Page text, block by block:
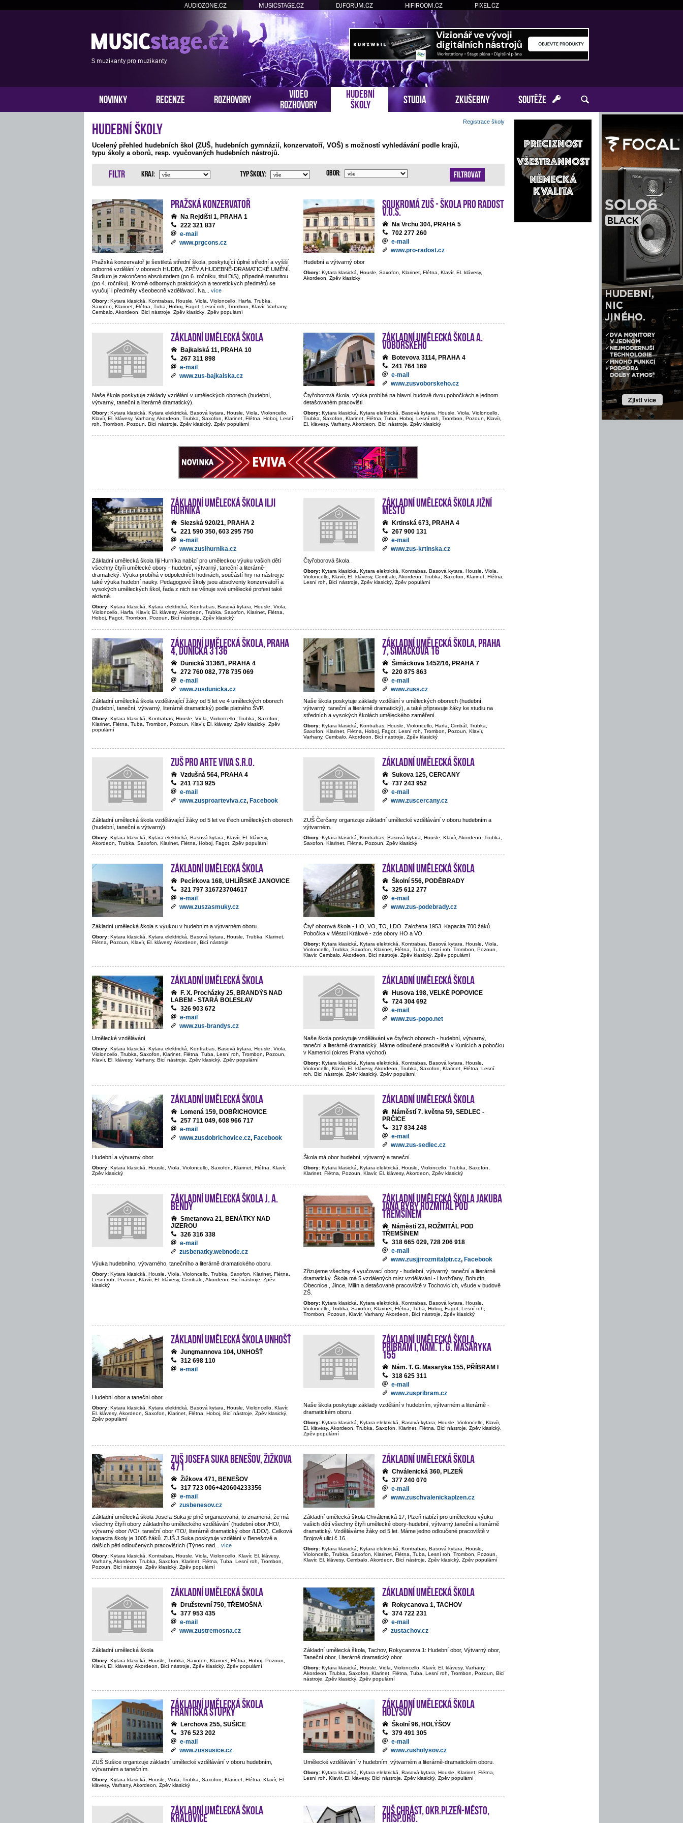
AUDIOZONE.CZ MUSICSTAGE.CZ DJFORUM.CZ HIFIROOM.CZ PIXEL.CZ
S muzikanty pro muzikanty
NOVINKY RECENZE ROZHOVORY
VIDEO
ROZHOVORY
HUDEBNÍ
ŠKOLY
STUDIA ZKUŠEBNY SOUTĚŽE
Hudební školy Registrace školy
Ucelený přehled hudebních škol (ZUŠ, hudebních gymnázií, konzervatoří, VOŠ) s možností vyhledávání podle krajů,
typu školy a oborů, resp. vyučovaných hudebních nástrojů.
Filtr Filtrovat
Kraj: Typ školy: Obor:
Pražská konzervatoř
Na Rejdišti 1, PRAHA 1
222 321 837
e-mail
www.prgcons.cz
Pražská konzervatoř je šestiletá střední škola, poskytující úplné střední a vyšší
odborné vzdělání v oborech HUDBA, ZPĚV A HUDEBNĚ-DRAMATICKÉ UMĚNÍ.
Studium je zakončeno absolutoriem (po 6. ročníku, titul DiS), případně maturitou
(po 4. ročníku). Kromě odborných praktických a teoretických předmětů se
vyučují i předměty všeobecně vzdělávací. Na
více
Obory: Kytara klasická, Kontrabas, Housle, Viola, Violoncello, Harfa, Trubka,
Saxofon, Klarinet, Flétna, Tuba, Hoboj, Fagot, Lesní roh, Trombon, Klavír, Varhany,
Cembalo, Akordeon, Bicí nástroje, Zpěv klasický, Zpěv populární
Soukromá ZUŠ - Škola pro radost
v.o.s.
Na Vrchu 304, PRAHA 5
702 277 260
e-mail
www.pro-radost.cz
Hudební a výtvarný obor
Obory: Kytara klasická, Housle, Saxofon, Klarinet, Flétna, Klavír, El. klávesy,
Akordeon, Zpěv klasický
Základní umělecká škola
Bajkalská 11, PRAHA 10
267 311 898
e-mail
www.zus-bajkalska.cz
Naše škola poskytuje základy vzdělání v uměleckých oborech (hudební,
výtvarný, taneční a literárně dramatický).
Obory: Kytara klasická, Kytara elektrická, Basová kytara, Housle, Viola, Violoncello,
Klavír, El. klávesy, Varhany, Akordeon, Trubka, Saxofon, Klarinet, Flétna, Hoboj, Lesní
roh, Trombon, Pozoun, Bicí nástroje, Zpěv klasický, Zpěv populární
Základní umělecká škola A.
Voborského
Botevova 3114, PRAHA 4
241 764 169
e-mail
www.zusvoborskeho.cz
Čtyřoborová škola, výuka probíhá na hlavní budově dvou pobočkách a jednom
detašovaném pracovišti.
Obory: Kytara klasická, Kytara elektrická, Basová kytara, Housle, Viola, Violoncello,
Trubka, Saxofon, Klarinet, Flétna, Tuba, Hoboj, Lesní roh, Trombon, Pozoun, Klavír,
El. klávesy, Varhany, Akordeon, Bicí nástroje, Zpěv klasický
Základní umělecká škola Ilji
Hurníka
Slezská 920/21, PRAHA 2
221 590 350, 603 295 750
e-mail
www.zusihurnika.cz
Základní umělecká škola Ilji Hurníka nabízí pro uměleckou výuku vašich dětí
všechny čtyři umělecké obory - hudební, výtvarný, taneční a literárně-
dramatický. Výuka probíhá v odpoledních hodinách, součástí hry na nástroj je
také výuka hudební nauky. Pedagogové školy jsou absolventy konzervatoří a
vysokých uměleckých škol, řada z nich se věnuje své umělecké profesi také
aktivně.
Obory: Kytara klasická, Kytara elektrická, Kontrabas, Basová kytara, Housle, Viola,
Violoncello, Harfa, Klavír, El. klávesy, Akordeon, Trubka, Saxofon, Klarinet, Flétna,
Hoboj, Fagot, Trombon, Pozoun, Bicí nástroje, Zpěv klasický
Základní umělecká škola Jižní
Město
Krtinská 673, PRAHA 4
267 900 131
e-mail
www.zus-krtinska.cz
Čtyřoborová škola.
Obory: Kytara klasická, Kytara elektrická, Kontrabas, Basová kytara, Housle, Viola,
Violoncello, Klavír, El. klávesy, Cembalo, Akordeon, Trubka, Saxofon, Klarinet, Flétna,
Lesní roh, Bicí nástroje, Zpěv klasický, Zpěv populární
Základní umělecká škola, Praha
4, Dunická 3136
Dunická 3136/1, PRAHA 4
272 760 082, 778 735 069
e-mail
www.zusdunicka.cz
Základní umělecká škola vzdělávající žáky od 5 let ve 4 uměleckých oborech
(hudební, taneční, výtvarný, literárně dramatický) podle platného ŠVP.
Obory: Kytara klasická, Kontrabas, Housle, Viola, Violoncello, Trubka, Saxofon,
Klarinet, Flétna, Tuba, Trombon, Pozoun, Klavír, El. klávesy, Zpěv klasický, Zpěv
populární
Základní umělecká škola, Praha
7, Šimáčkova 16
Šimáckova 1452/16, PRAHA 7
220 875 863
e-mail
www.zuss.cz
Naše škola poskytuje základy vzdělání v uměleckých oborech (hudební,
výtvarný, taneční a literárně dramatický), a také připravuje žáky ke studiu na
středních a vysokých školách uměleckého zaměření.
Obory: Kytara klasická, Kontrabas, Housle, Violoncello, Harfa, Cimbál, Trubka,
Saxofon, Klarinet, Flétna, Hoboj, Fagot, Lesní roh, Trombon, Pozoun, Klavír,
Varhany, Cembalo, Akordeon, Bicí nástroje, Zpěv klasický
ZUŠ PRO ARTE VIVA s.r.o.
Vzdušná 564, PRAHA 4
241 713 925
e-mail
www.zusproarteviva.cz, Facebook
Základní umělecká škola vzdělávající žáky od 5 let ve třech uměleckých oborech
(hudební, taneční a výtvarný).
Obory: Kytara klasická, Kytara elektrická, Basová kytara, Klavír, El. klávesy,
Akordeon, Trubka, Saxofon, Klarinet, Flétna, Hoboj, Fagot, Zpěv populární
Základní umělecká škola
Sukova 125, CERCANY
737 243 952
e-mail
www.zuscercany.cz
ZUŠ Čerčany organizuje základní umělecké vzdělávání v oboru hudebním a
výtvarném.
Obory: Kytara klasická, Kontrabas, Basová kytara, Housle, Klavír, Akordeon, Trubka,
Saxofon, Klarinet, Flétna, Pozoun, Zpěv klasický
Základní umělecká škola
Pecírkova 168, UHLÍŘSKÉ JANOVICE
321 797 316723704617
e-mail
www.zuszasmuky.cz
Základní umělecká škola s výukou v hudebním a výtvarném oboru.
Obory: Kytara klasická, Kytara elektrická, Basová kytara, Housle, Trubka, Klarinet,
Flétna, Pozoun, Klavír, El. klávesy, Akordeon, Bicí nástroje
Základní umělecká škola
Školní 556, PODĚBRADY
325 612 277
e-mail
www.zus-podebrady.cz
Čtyř oborová škola - HO, VO, TO, LDO. Založena 1953. Kapacita 700 žáků.
Pobočka v Městci Králové - zde obory HO a VO.
Obory: Kytara klasická, Kytara elektrická, Kontrabas, Basová kytara, Housle, Viola,
Violoncello, Trubka, Saxofon, Klarinet, Flétna, Tuba, Lesní roh, Trombon, Pozoun,
Klavír, Cembalo, Akordeon, Bicí nástroje, Zpěv klasický, Zpěv populární
Základní umělecká škola
F. X. Procházky 25, BRANDÝS NAD
LABEM - STARÁ BOLESLAV
326 903 672
e-mail
www.zus-brandys.cz
Umělecké vzdělávání
Obory: Kytara klasická, Kytara elektrická, Kontrabas, Basová kytara, Housle, Viola,
Violoncello, Trubka, Saxofon, Klarinet, Flétna, Tuba, Lesní roh, Trombon, Pozoun,
Klavír, El. klávesy, Varhany, Bicí nástroje, Zpěv klasický, Zpěv populární
Základní umělecká škola
Husova 198, VELKÉ POPOVICE
724 304 692
e-mail
www.zus-popo.net
Naše škola poskytuje vzdělávání ve čtyřech oborech - hudební, výtvarný,
taneční a literárně dramatický. Máme odloučené pracoviště v Kunicích a pobočku
v Kamenici (okres Praha východ).
Obory: Kytara klasická, Kytara elektrická, Kontrabas, Basová kytara, Housle,
Violoncello, Klavír, El. klávesy, Akordeon, Trubka, Saxofon, Klarinet, Flétna, Lesní
roh, Bicí nástroje, Zpěv klasický, Zpěv populární
Základní umělecká škola
Lomená 159, DOBŘICHOVICE
257 711 049, 608 966 717
e-mail
www.zusdobrichovice.cz, Facebook
Hudební a výtvarný obor.
Obory: Kytara klasická, Housle, Viola, Violoncello, Saxofon, Klarinet, Flétna, Klavír,
Zpěv klasický
Základní umělecká škola
Náměstí 7. května 59, SEDLEC -
PRČICE
317 834 248
e-mail
www.zus-sedlec.cz
Škola má obor hudební, výtvarný a taneční.
Obory: Kytara klasická, Kytara elektrická, Housle, Violoncello, Trubka, Saxofon,
Klarinet, Flétna, Pozoun, Klavír, El. klávesy, Akordeon, Zpěv klasický
Základní umělecká škola J. A.
Bendy
Smetanova 21, BENÁTKY NAD
JIZEROU
326 316 338
e-mail
zusbenatky.webnode.cz
Výuka hudebního, výtvarného, tanečního a literárně dramatického oboru.
Obory: Kytara klasická, Housle, Viola, Violoncello, Trubka, Saxofon, Klarinet, Flétna,
Lesní roh, Pozoun, Klavír, El. klávesy, Cembalo, Akordeon, Bicí nástroje, Zpěv
klasický
Základní umělecká škola Jakuba
Jana Ryby Rožmitál pod
Třemšínem
Náměstí 23, ROŽMITÁL POD
TŘEMŠÍNEM
318 665 029, 728 206 918
e-mail
www.zusjjrrozmitalptr.cz, Facebook
Zřizujeme všechny 4 vyučovací obory - hudební, výtvarný, taneční a literárně
dramatický. Škola má 5 vzdálených míst vzdělávání - Hvožďany, Bohutín,
Obecnice , Jince, Milín a detašované pracoviště v Tochovicích, všude v budově
ZŠ.
Obory: Kytara klasická, Kytara elektrická, Kontrabas, Basová kytara, Housle,
Violoncello, Trubka, Saxofon, Klarinet, Flétna, Tuba, Hoboj, Fagot, Lesní roh,
Trombon, Pozoun, Klavír, Varhany, Akordeon, Bicí nástroje, Zpěv klasický
Základní umělecká škola Unhošť
Jungmannova 104, UNHOŠŤ
312 698 110
e-mail
Hudební obor a taneční obor.
Obory: Kytara klasická, Kytara elektrická, Basová kytara, Housle, Violoncello, Klavír,
El. klávesy, Akordeon, Saxofon, Klarinet, Flétna, Hoboj, Bicí nástroje, Zpěv klasický,
Zpěv populární
Základní umělecká škola,
Příbram I, nám. T. G. Masaryka
155
Nám. T. G. Masaryka 155, PŘÍBRAM I
318 625 311
e-mail
www.zuspribram.cz
Naše škola poskytuje základy vzdělání v hudebním, výtvarném a literárně -
dramatickém oboru.
Obory: Kytara klasická, Kytara elektrická, Basová kytara, Housle, Violoncello, Klavír,
El. klávesy, Akordeon, Trubka, Saxofon, Klarinet, Flétna, Bicí nástroje, Zpěv klasický,
Zpěv populární
ZUŠ Josefa Suka Benešov, Žižkova
471
Žižkova 471, BENEŠOV
317 723 006+420604233356
e-mail
zusbenesov.cz
Základní umělecká škola Josefa Suka je plně organizovaná, to znamená, že má
všechny čtyři obory základního uměleckého vzdělávání (hudební obor /HO/,
výtvarný obor /VO/, taneční obor /TO/, literárně dramatický obor /LDO/). Celková
kapacita školy je 1005 žáků. ZUŠ J.Suka poskytuje vzdělání v Benešově a
dalších pěti odloučených pracovištích (Týnec nad
více
Obory: Kytara klasická, Kontrabas, Housle, Viola, Violoncello, Klavír, El. klávesy,
Varhany, Akordeon, Trubka, Saxofon, Klarinet, Flétna, Tuba, Lesní roh, Trombon,
Pozoun, Bicí nástroje, Zpěv klasický, Zpěv populární
Základní umělecká škola
Chválenická 360, PLZEŇ
377 240 070
e-mail
www.zuschvalenickaplzen.cz
Základní umělecká škola Chválenická 17, Plzeň nabízí pro uměleckou výuku
vašich dětí všechny čtyři umělecké obory-hudební, výtvarný,taneční a literárně
dramatický. Vzděláváme žáky od 5 let. Máme jedno odloučené pracoviště v
Brojově ulici č.16.
Obory: Kytara klasická, Kytara elektrická, Kontrabas, Basová kytara, Housle,
Violoncello, Trubka, Saxofon, Klarinet, Flétna, Tuba, Lesní roh, Trombon, Pozoun,
Klavír, El. klávesy, Cembalo, Akordeon, Bicí nástroje, Zpěv klasický, Zpěv populární
Základní umělecká škola
Družstevní 750, TŘEMOŠNÁ
377 953 435
e-mail
www.zustremosna.cz
Základní umělecká škola
Obory: Kytara klasická, Housle, Trubka, Saxofon, Klarinet, Flétna, Hoboj, Pozoun,
Klavír, El. klávesy, Akordeon, Bicí nástroje, Zpěv klasický, Zpěv populární
Základní umělecká škola
Rokycanova 1, TACHOV
374 722 231
e-mail
zustachov.cz
Základní umělecká škola, Tachov, Rokycanova 1: Hudební obor, Výtvarný obor,
Taneční obor, Literárně dramatický obor.
Obory: Kytara klasická, Housle, Viola, Violoncello, Klavír, El. klávesy, Varhany,
Akordeon, Trubka, Saxofon, Klarinet, Flétna, Tuba, Lesní roh, Trombon, Pozoun, Bicí
nástroje, Zpěv klasický, Zpěv populární
Základní umělecká škola
Františka Stupky
Lerchova 255, SUŠICE
376 523 202
e-mail
www.zussusice.cz
ZUŠ Sušice organizuje základní umělecké vzdělávání v oboru hudebním,
výtvarném a tanečním.
Obory: Kytara klasická, Housle, Viola, Trubka, Saxofon, Klarinet, Flétna, Klavír, El.
klávesy, Varhany, Akordeon, Zpěv klasický
Základní umělecká škola
Holýšov
Školní 96, HOLÝŠOV
379 491 305
e-mail
www.zusholysov.cz
Umělecké vzdělávání v hudebním, výtvarném a literárně-dramatickém oboru.
Obory: Kytara klasická, Kytara elektrická, Basová kytara, Housle, Klarinet, Flétna,
Lesní roh, Klavír, El. klávesy, Bicí nástroje, Zpěv klasický, Zpěv populární
Základní umělecká škola
Kralovice
ZUŠ Chrást, okr.Plzeň-město,
přísp.org.